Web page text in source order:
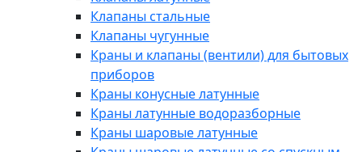
Клапаны стальные
Клапаны чугунные
Краны и клапаны (вентили) для бытовых
приборов
Краны конусные латунные
Краны латунные водоразборные
Краны шаровые латунные